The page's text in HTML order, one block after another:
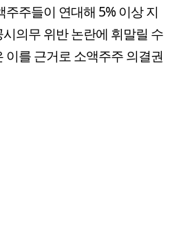
주주들이 연대해 5% 이상 지
의무 위반 논란에 휘말릴 수
이를 근거로 소액주주 의결권